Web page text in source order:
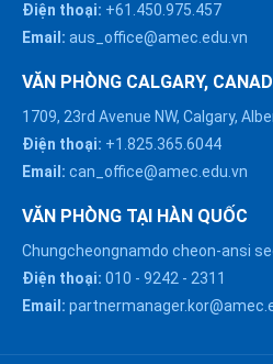
Điện thoại: +61.450.975.457
Email: aus_office@amec.edu.vn
VĂN PHÒNG CALGARY,
1709, 23rd Avenue NW, Calgary,
Điện thoại: +1.825.365.6044
Email: can_office@amec.edu.vn
VĂN PHÒNG TẠI HÀN QUỐC
Chungcheongnamdo cheon-ansi
Điện thoại: 010 - 9242 - 2311
Email:
HÀ NỘI :
ĐÀ NẴNG :